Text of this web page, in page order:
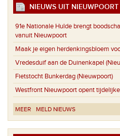
NIEUWS UIT NIEUWPOORT
91e Nationale Hulde brengt
vanuit Nieuwpoort
Maak je eigen herdenkingsbloem
Vredesduif aan de Duinenkapel
Fietstocht Bunkerdag (Nieuwpoort)
Westfront Nieuwpoort opent
MEER MELD NIEUWS